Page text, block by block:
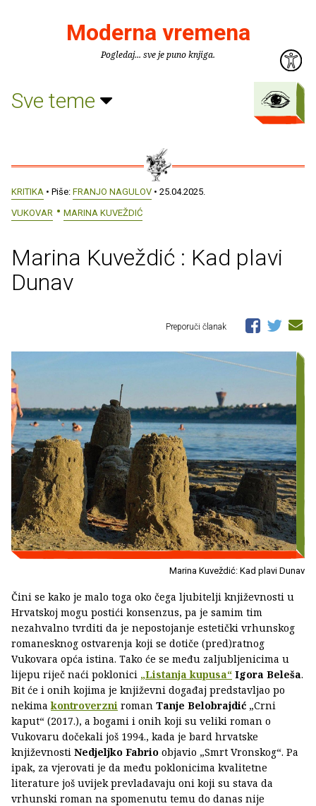
Moderna vremena
Pogledaj... sve je puno knjiga.
Sve teme
KRITIKA • Piše: FRANJO NAGULOV • 25.04.2025.
VUKOVAR
MARINA KUVEŽDIĆ
Marina Kuveždić : Kad plavi
Dunav
Preporuči članak
Marina Kuveždić: Kad plavi Dunav
Čini se kako je malo toga oko čega ljubitelji književnosti u
Hrvatskoj mogu postići konsenzus, pa je samim tim
nezahvalno tvrditi da je nepostojanje estetički vrhunskog
romanesknog ostvarenja koji se dotiče (pred)ratnog
Vukovara opća istina. Tako će se među zaljubljenicima u
lijepu riječ naći poklonici „Listanja kupusa“ Igora Beleša.
Bit će i onih kojima je književni događaj predstavljao po
nekimakontroverzni roman Tanje Belobrajdić „Crni
kaput“ (2017.), a bogami i onih koji su veliki roman o
Vukovaru dočekali još 1994., kada je bard hrvatske
književnosti Nedjeljko Fabrio objavio „Smrt Vronskog“. Pa
ipak, za vjerovati je da među poklonicima kvalitetne
literature još uvijek prevladavaju oni koji su stava da
vrhunski roman na spomenutu temu do danas nije